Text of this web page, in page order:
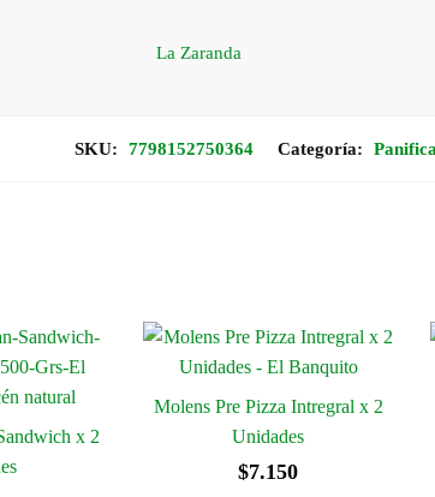
La Zaranda
SKU: 7798152750364 Categoría:
x 2
Molens Pre Pizza Intregral x 2
Unidades
$7.150